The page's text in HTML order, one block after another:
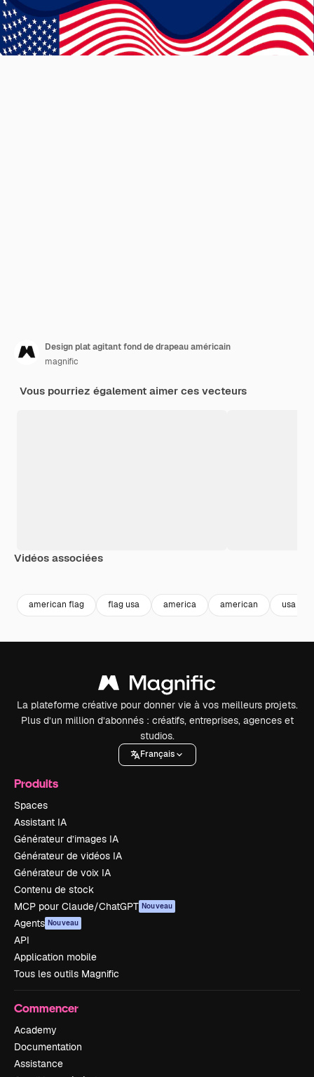
Design plat agitant fond de drapeau américain
magnific
Vous pourriez également aimer ces vecteurs
Vidéos associées
american flag flag usa america american usa
La plateforme créative pour donner vie à vos meilleurs projets.
Plus d’un million d’abonnés : créatifs, entreprises, agences et
studios.
Français
Produits
Spaces
Assistant IA
Générateur d’images IA
Générateur de vidéos IA
Générateur de voix IA
Contenu de stock
MCP pour Claude/ChatGPT Nouveau
Agents Nouveau
API
Application mobile
Tous les outils Magnific
Commencer
Academy
Documentation
Assistance